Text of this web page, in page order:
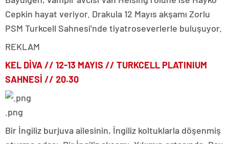
Cepkin hayat veriyor. Drakula 12 Mayıs akşamı Zorlu
PSM Turkcell Sahnesi’nde tiyatroseverlerle buluşuyor.
REKLAM
KEL DİVA// 12-13 MAYIS // TURKCELL PLATINIUM
SAHNESİ // 20.30
.png
Bir İngiliz burjuva ailesinin, İngiliz koltuklarla döşenmiş